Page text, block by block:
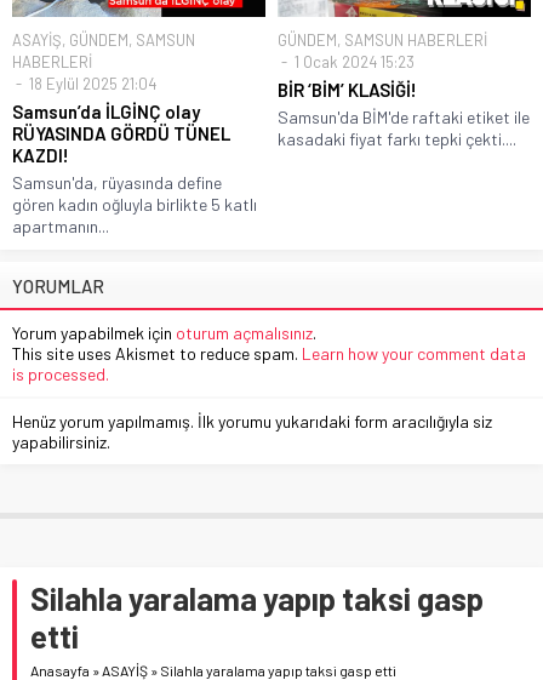
ASAYİŞ, GÜNDEM, SAMSUN
HABERLERİ
18 Eylül 2025 21:04
Samsun’da İLGİNÇ olay
RÜYASINDA GÖRDÜ TÜNEL
KAZDI!
Samsun'da, rüyasında define
gören kadın oğluyla birlikte 5 katlı
apartmanın...
GÜNDEM, SAMSUN HABERLERİ
1 Ocak 2024 15:23
BİR ‘BİM’ KLASİĞİ!
Samsun'da BİM'de raftaki etiket ile
kasadaki fiyat farkı tepki çekti....
YORUMLAR
Yorum yapabilmek için oturum açmalısınız.
This site uses Akismet to reduce spam. Learn how your comment data
is processed.
Henüz yorum yapılmamış. İlk yorumu yukarıdaki form aracılığıyla siz
yapabilirsiniz.
Silahla yaralama yapıp taksi gasp
etti
Anasayfa »ASAYİŞ » Silahla yaralama yapıp taksi gasp etti